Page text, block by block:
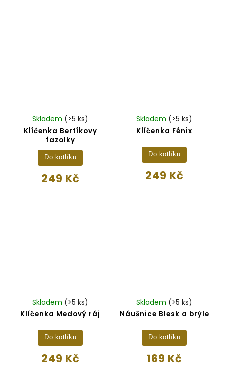
Klíčenka Bertíkovy
fazolky
Skladem (>5 ks)
249 Kč
Do kotlíku
Klíčenka Fénix
Skladem (>5 ks)
249 Kč
Do kotlíku
Klíčenka Medový ráj
Skladem (>5 ks)
249 Kč
Do kotlíku
Náušnice Blesk a brýle
Skladem (>5 ks)
169 Kč
Do kotlíku